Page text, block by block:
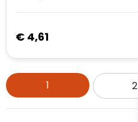
€ 4,61
1 2